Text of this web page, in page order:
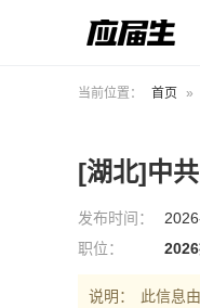
当前位置： 首页 »
[湖北]中
发布时间：
职位：
说明： 此信息由